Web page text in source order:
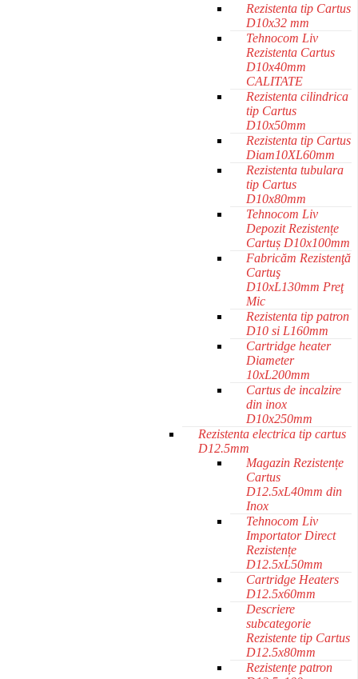
Rezistenta tip Cartus
D10x32 mm
Tehnocom Liv
Rezistenta Cartus
D10x40mm
CALITATE
Rezistenta cilindrica
tip Cartus
D10x50mm
Rezistenta tip Cartus
Diam10XL60mm
Rezistenta tubulara
tip Cartus
D10x80mm
Tehnocom Liv
Depozit Rezistențe
Cartuș D10x100mm
Fabricăm Rezistenţă
Cartuş
D10xL130mm Preţ
Mic
Rezistenta tip patron
D10 si L160mm
Cartridge heater
Diameter
10xL200mm
Cartus de incalzire
din inox
D10x250mm
Rezistenta electrica tip cartus
D12.5mm
Magazin Rezistențe
Cartus
D12.5xL40mm din
Inox
Tehnocom Liv
Importator Direct
Rezistențe
D12.5xL50mm
Cartridge Heaters
D12.5x60mm
Descriere
subcategorie
Rezistente tip Cartus
D12.5x80mm
Rezistențe patron